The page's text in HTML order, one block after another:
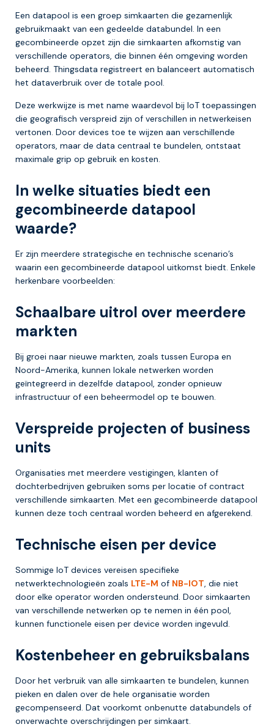
Een datapool is een groep simkaarten die gezamenlijk
gebruikmaakt van een gedeelde databundel. In een
gecombineerde opzet zijn die simkaarten afkomstig van
verschillende operators, die binnen één omgeving worden
beheerd. Thingsdata registreert en balanceert automatisch
het dataverbruik over de totale pool.
Deze werkwijze is met name waardevol bij IoT toepassingen
die geografisch verspreid zijn of verschillen in netwerkeisen
vertonen. Door devices toe te wijzen aan verschillende
operators, maar de data centraal te bundelen, ontstaat
maximale grip op gebruik en kosten.
In welke situaties biedt een
gecombineerde datapool
waarde?
Er zijn meerdere strategische en technische scenario’s
waarin een gecombineerde datapool uitkomst biedt. Enkele
herkenbare voorbeelden:
Schaalbare uitrol over meerdere
markten
Bij groei naar nieuwe markten, zoals tussen Europa en
Noord-Amerika, kunnen lokale netwerken worden
geïntegreerd in dezelfde datapool, zonder opnieuw
infrastructuur of een beheermodel op te bouwen.
Verspreide projecten of business
units
Organisaties met meerdere vestigingen, klanten of
dochterbedrijven gebruiken soms per locatie of contract
verschillende simkaarten. Met een gecombineerde datapool
kunnen deze toch centraal worden beheerd en afgerekend.
Technische eisen per device
Sommige IoT devices vereisen specifieke
netwerktechnologieën zoals LTE-M of NB-IOT, die niet
door elke operator worden ondersteund. Door simkaarten
van verschillende netwerken op te nemen in één pool,
kunnen functionele eisen per device worden ingevuld.
Kostenbeheer en gebruiksbalans
Door het verbruik van alle simkaarten te bundelen, kunnen
pieken en dalen over de hele organisatie worden
gecompenseerd. Dat voorkomt onbenutte databundels of
onverwachte overschrijdingen per simkaart.